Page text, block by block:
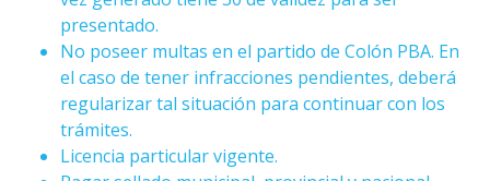
presentado.
No poseer multas en el partido de Colón PBA. En
el caso de tener infracciones pendientes, deberá
regularizar tal situación para continuar con los
trámites.
Licencia particular vigente.